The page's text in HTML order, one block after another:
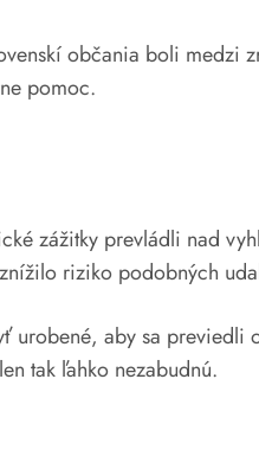
občania boli medzi
pomoc.
zážitky prevládli nad
riziko podobných
urobené, aby sa previedli
tak ľahko nezabudnú.